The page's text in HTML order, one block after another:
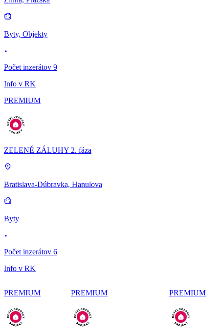
Byty, Objekty
Počet inzerátov 9
Info v RK
PREMIUM
ZELENÉ ZÁLUHY 2. fáza
Bratislava-Dúbravka, Hanulova
Byty
Počet inzerátov 6
Info v RK
PREMIUM PREMIUM PREMIUM